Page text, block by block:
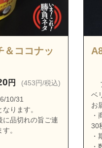
＆ココナッ
円 (453円/税込)
10/31
ります。
に品切れの旨ご連
。
ベ
お
30